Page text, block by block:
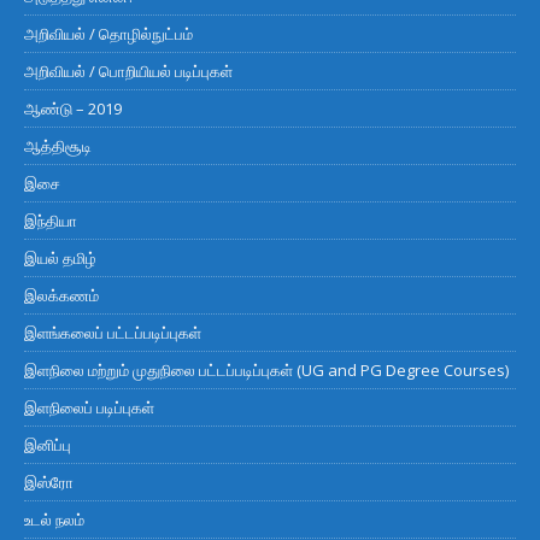
அறிவியல் / தொழில்நுட்பம்
அறிவியல் / பொறியியல் படிப்புகள்
ஆண்டு – 2019
ஆத்திசூடி
இசை
இந்தியா
இயல் தமிழ்
இலக்கணம்
இளங்கலைப் பட்டப்படிப்புகள்
இளநிலை மற்றும் முதுநிலை பட்டப்படிப்புகள் (UG and PG Degree Courses)
இளநிலைப் படிப்புகள்
இனிப்பு
இஸ்ரோ
உடல் நலம்